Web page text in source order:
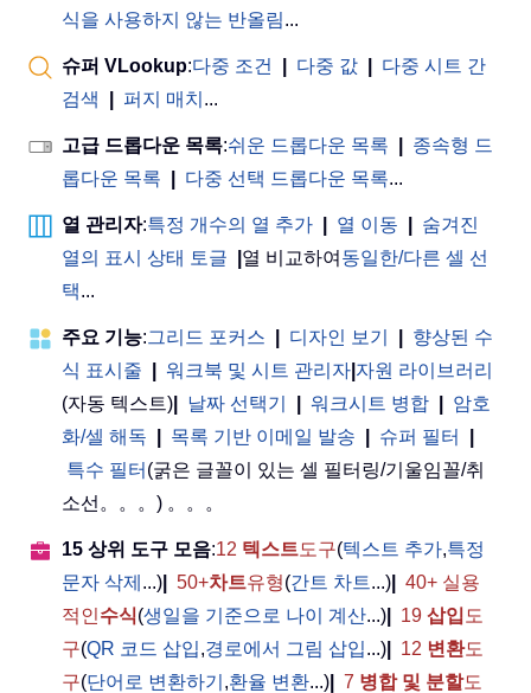
식을 사용하지 않는 반올림...
슈퍼 VLookup:다중 조건 다중 값
다중 시트 간
검색
퍼지 매치 ...
고급 드롭다운 목록:쉬운 드롭다운 목록
종속형 드
롭다운 목록
다중 선택 드롭다운 목록...
열 관리자:특정 개수의 열 추가 열 이동
숨겨진
열의 표시 상태 토글
열 비교하여 동일한/다른 셀 선
택...
주요 기능:그리드 포커스 디자인 보기
향상된 수
식 표시줄
워크북 및 시트 관리자 자원 라이브러리
(자동 텍스트)
날짜 선택기 워크시트 병합
암호
화/셀 해독
목록 기반 이메일 발송 슈퍼 필터
특수 필터 (굵은 글꼴이 있는 셀 필터링/기울임꼴/취
소선。。。) 。。。
15 상위 도구 모음:12 텍스트도구(텍스트 추가,특정
문자 삭제 ...) 50+차트유형(간트 차트...)
40+ 실용
적인수식(생일을 기준으로 나이 계산...) 19 삽입 도
구(QR 코드 삽입,경로에서 그림 삽입...) 12 변환도
구(단어로 변환하기 ,환율 변환...) 7 병합 및 분할도